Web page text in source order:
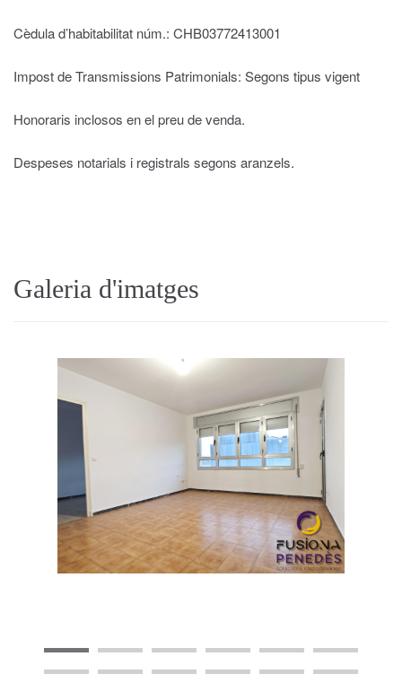
Cèdula d’habitabilitat núm.: CHB03772413001
Impost de Transmissions Patrimonials: Segons tipus vigent
Honoraris inclosos en el preu de venda.
Despeses notarials i registrals segons aranzels.
Galeria d'imatges